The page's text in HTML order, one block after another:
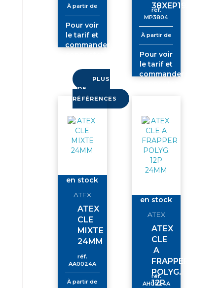
À partir de
Pour voir
le tarif et
commander
PLUS
DE
RÉFÉRENCES
38XEP19XL150
réf.
MP3804
À partir de
Pour voir
le tarif et
commander
en stock
ATEX
ATEX
CLE
MIXTE
24MM
réf.
AA0024A
À partir de
en stock
ATEX
ATEX
CLE
A
FRAPPER
POLYG.
12P
réf.
AH0024A